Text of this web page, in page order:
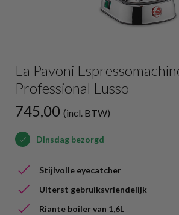
La Pavoni
Professional Lusso
745,00 (incl. BTW)
Dinsdag bezorgd
Stijlvolle eyecatcher
Uiterst gebruiksvriendelijk
Riante boiler van 1,6L